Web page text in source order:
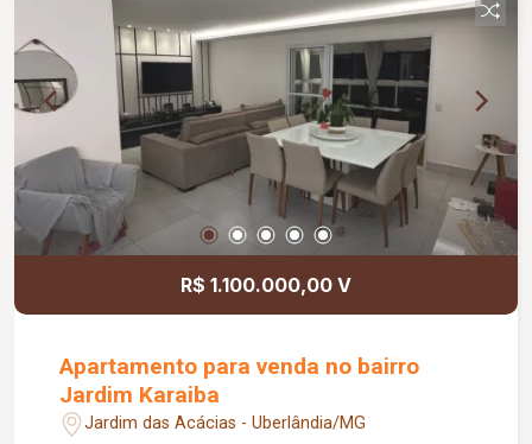
de nossos corretores!
R$ 1.100.000,00 V
Apartamento para venda no bairro
Jardim Karaiba
Jardim das Acácias - Uberlândia/MG